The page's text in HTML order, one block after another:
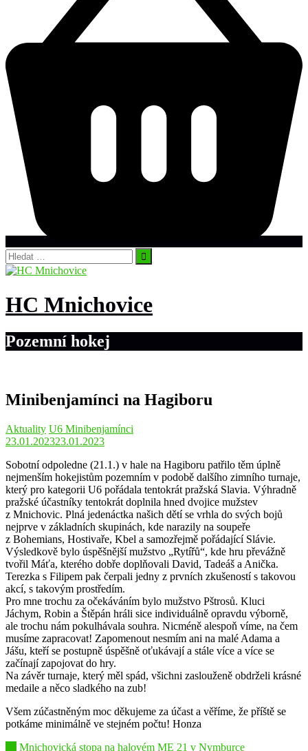
Vyhledávání
HC Mnichovice
Pozemní hokej
Minibenjamínci na Hagiboru
Aktuality U6 Minibenjamínci
23.01.202323.01.2023
Sobotní odpoledne (21.1.) v hale na Hagiboru patřilo těm úplně
nejmenším hokejistům pozemním v podobě dalšího zimního turnaje,
který pro kategorii U6 pořádala tentokrát pražská Slavia. Výhradně
pražské účastníky tentokrát doplnila hned dvojice mužstev
z Mnichovic. Plná jedenáctka našich dětí se vrhla do svých bojů
nejprve v základních skupinách, kde narazily na soupeře
z Bohemians, Hostivaře, Kbel a samozřejmě pořádající Slávie.
Výsledkově bylo úspěšnější mužstvo „Rytířů“, kde hru převážně
tvořil Máťa, kterého dobře doplňovali David, Tadeáš a Anička.
Terezka s Filipem pak čerpali jedny z prvních zkušeností s takovou
akcí, s takovým prostředím.
Pro mne trochu za očekáváním bylo mužstvo Pštrosů. Kluci
Jáchym, Robin a Štěpán hráli sice individuálně opravdu výborně,
ale trochu nám pokulhávala souhra. Nicméně alespoň víme, na čem
musíme zapracovat! Zapomenout nesmím ani na malé Adama a
Jášu, kteří se postupně úspěšně oťukávají a stále více a více se
začínají zapojovat do hry.
Na závěr turnaje, který měl spád, všichni zaslouženě obdrželi krásné
medaile a něco sladkého na zub!
Všem zúčastněným moc děkujeme za účast a věříme, že příště se
potkáme minimálně ve stejném počtu! Honza
Mnichovická stopa na halovém ME 21 v Nymburce